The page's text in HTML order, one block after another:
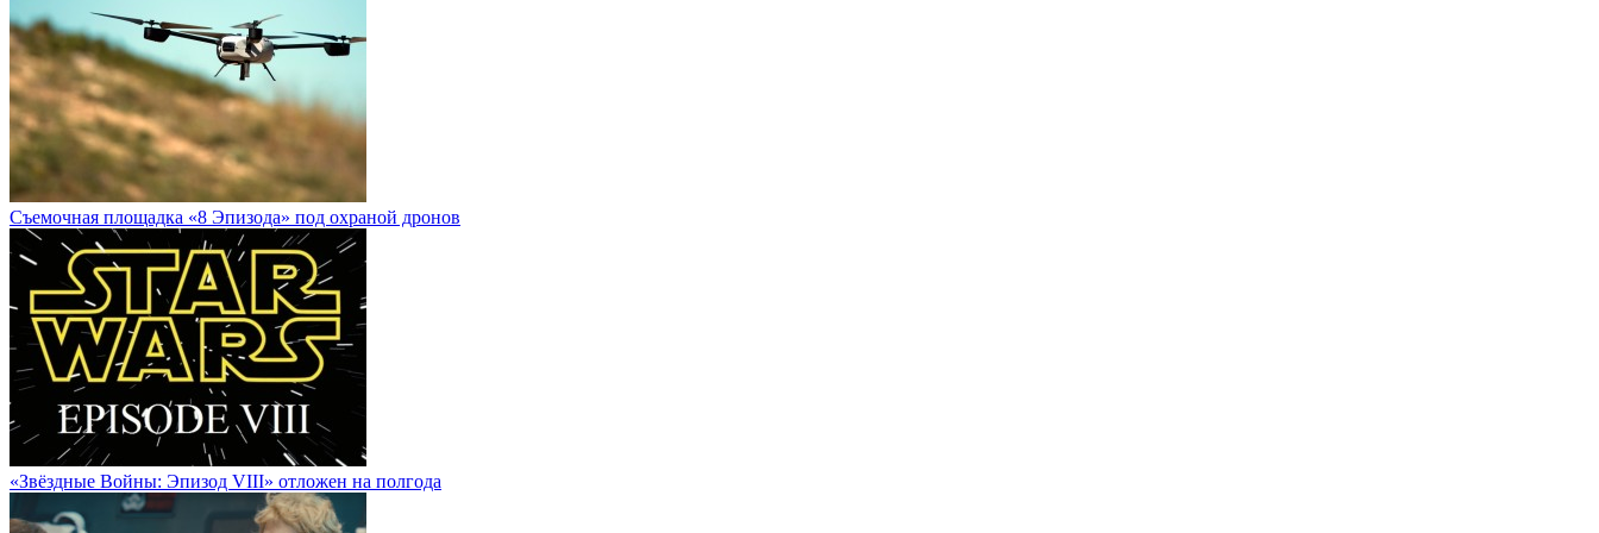
Cъемочная площадка «8 Эпизода» под охраной дронов
«Звёздные Войны: Эпизод VIII» отложен на полгода